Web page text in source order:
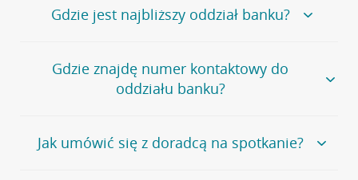
Gdzie jest najbliższy oddział banku?
Jeśli szukasz oddziału naszego banku, zapraszamy na
stronęPlacówki i bankomaty, na której znajduje się
wygodna wyszukiwarka.
oddziałów
Gdzie znajdę numer kontaktowy do
oddziału banku?
Bank Credit Agricole nie udostępnia ogólnego numeru
telefonu do placówki bankowej.
Jak umówić się z doradcą na spotkanie?